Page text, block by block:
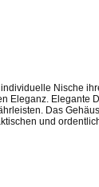
Nische
Eleganz. Elegante
Das
und